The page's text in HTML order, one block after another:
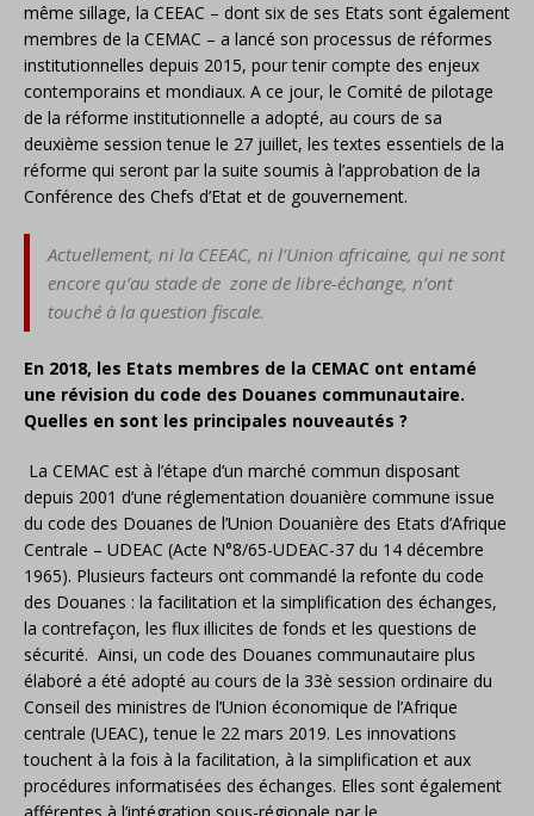
même sillage, la CEEAC – dont six de ses Etats sont également
membres de la CEMAC – a lancé son processus de réformes
institutionnelles depuis 2015, pour tenir compte des enjeux
contemporains et mondiaux. A ce jour, le Comité de pilotage
de la réforme institutionnelle a adopté, au cours de sa
deuxième session tenue le 27 juillet, les textes essentiels de la
réforme qui seront par la suite soumis à l’approbation de la
Conférence des Chefs d’Etat et de gouvernement.
Actuellement, ni la CEEAC, ni l’Union africaine, qui ne sont
encore qu’au stade de zone de libre-échange, n’ont
touché à la question fiscale.
En 2018, les Etats membres de la CEMAC ont entamé
une révision du code des Douanes communautaire.
Quelles en sont les principales nouveautés ?
La CEMAC est à l’étape d’un marché commun disposant
depuis 2001 d’une réglementation douanière commune issue
du code des Douanes de l’Union Douanière des Etats d’Afrique
Centrale – UDEAC (Acte N°8/65-UDEAC-37 du 14 décembre
1965). Plusieurs facteurs ont commandé la refonte du code
des Douanes : la facilitation et la simplification des échanges,
la contrefaçon, les flux illicites de fonds et les questions de
sécurité. Ainsi, un code des Douanes communautaire plus
élaboré a été adopté au cours de la 33è session ordinaire du
Conseil des ministres de l’Union économique de l’Afrique
centrale (UEAC), tenue le 22 mars 2019. Les innovations
touchent à la fois à la facilitation, à la simplification et aux
procédures informatisées des échanges. Elles sont également